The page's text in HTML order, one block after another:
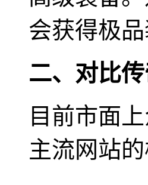
会获得极品
二、对比
目前市面
主流网站